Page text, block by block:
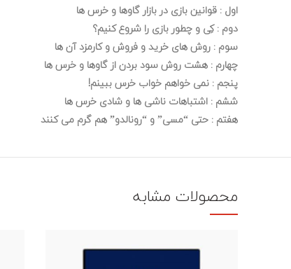
اول : قوانین بازی در بازار گاوها و خرس ها
دوم : کِی و چطور بازی را شروع کنیم؟
سوم : روش های خرید و فروش و کارمزد آن ها
چهارم : هشت روش سود بردن از گاوها و خرس ها
پنجم : نمی خواهم خواب خرس ببینم!
ششم : اشتباهات ناشی ها و شادی خرس ها
هفتم : حتی “مسی” و “رونالدو” هم گرم می کنند
محصولات مشابه